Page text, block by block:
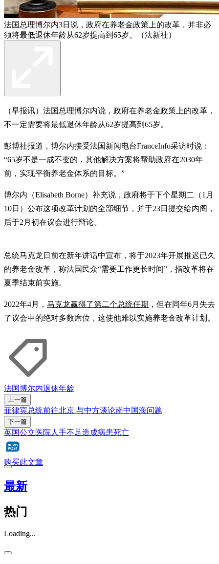
法国总理博尔内3日说，政府在养老金政策上的改革，并非必
须将最低退休年龄从62岁提高到65岁。（法新社）
（早报讯）法国总理博尔内说，政府在养老金政策上的改革，
不一定需要将最低退休年龄从62岁提高到65岁。
彭博社报道，博尔内接受法国新闻电台FranceInfo采访时说：
“65岁不是一成不变的，其他解决方案将帮助政府在2030年
前，实现平衡养老金体系的目标。”
博尔内（Elisabeth Borne）补充说，政府将于下个星期二（1月
10日）公布这项改革计划的全部细节，并于23日提交给内阁，
后于2月初在议会进行辩论。
总统马克龙日前在新年讲话中宣布，将于2023年开展推迟已久
的养老金改革，称法国民众“需要工作更长时间”，指改革将在
夏季结束前实施。
2022年4月， 马克龙赢得了第二个总统任期 ，但在同年6月失去
了议会中的绝对多数席位，这使他难以实施养老金改革计划。
法国博尔内退休年龄
上一篇
菲律宾总统前往北京 与中方谈论南中国海问题
下一篇
英国公立医院人手不足造成病患死亡
购买此文章
最新
热门
Loading...